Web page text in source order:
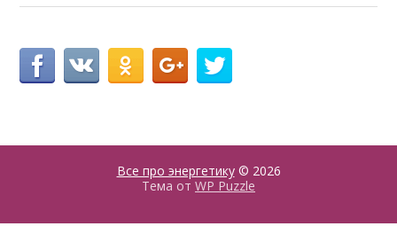
Все про энергетику© 2026
Тема от WP Puzzle